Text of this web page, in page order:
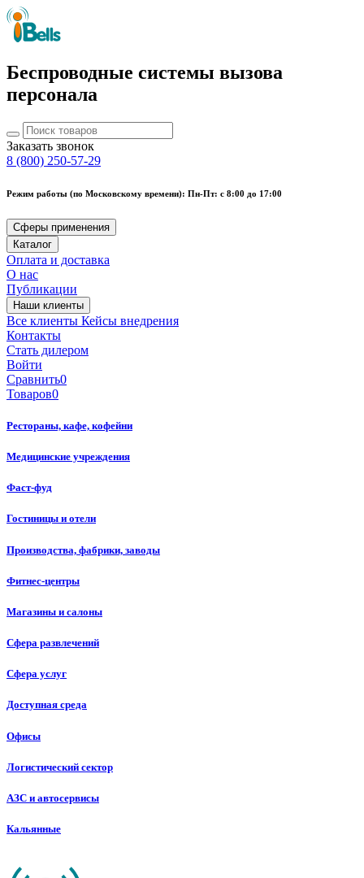
Беспроводные системы вызова
персонала
Заказать звонок
8 (800) 250-57-29
Режим работы (по Московскому времени): Пн-Пт: с 8:00 до 17:00
Сферы применения
Каталог
Оплата и доставка
О нас
Публикации
Наши клиенты
Все клиенты Кейсы внедрения
Контакты
Стать дилером
Войти
Сравнить0
Товаров0
Рестораны, кафе, кофейни
Медицинские учреждения
Фаст-фуд
Гостиницы и отели
Производства, фабрики, заводы
Фитнес-центры
Магазины и салоны
Сфера развлечений
Сфера услуг
Доступная среда
Офисы
Логистический сектор
АЗС и автосервисы
Кальянные